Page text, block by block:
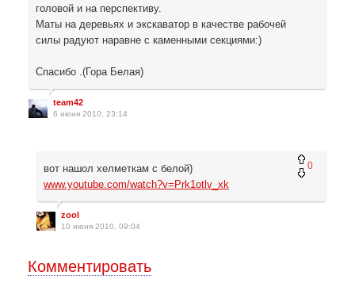
головой и на перспективу.
Маты на деревьях и экскаватор в качестве рабочей
силы радуют наравне с каменными секциями:)
Спасибо .(Гора Белая)
team42
6 июня 2010, 23:14
0
вот нашол хелметкам с белой)
www.youtube.com/watch?v=Prk1otlv_xk
zool
10 июня 2010, 09:04
Комментировать